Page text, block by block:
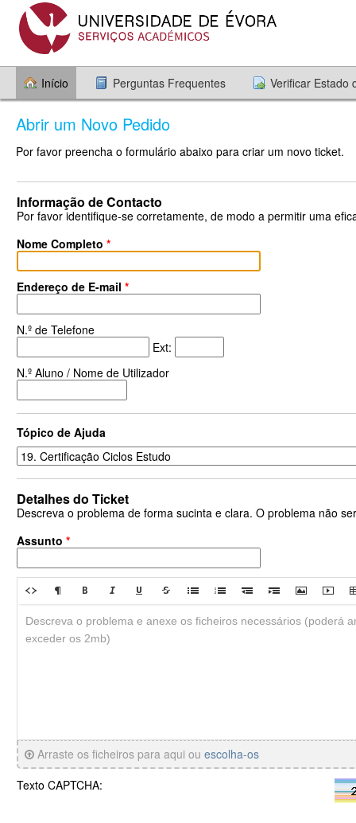
Início Perguntas Frequentes Verificar Estado
Abrir um Novo Pedido
Por favor preencha o formulário abaixo para criar um novo ticket.
Informação de Contacto
Por favor identifique-se corretamente, de modo a permitir uma
Nome Completo *
Endereço de E-mail *
N.º de Telefone
Ext:
N.º Aluno / Nome de Utilizador
Tópico de Ajuda
Detalhes do Ticket
Descreva o problema de forma sucinta e clara. O problema não
Assunto *
Arraste os ficheiros para aqui ou escolha-os
Texto CAPTCHA: